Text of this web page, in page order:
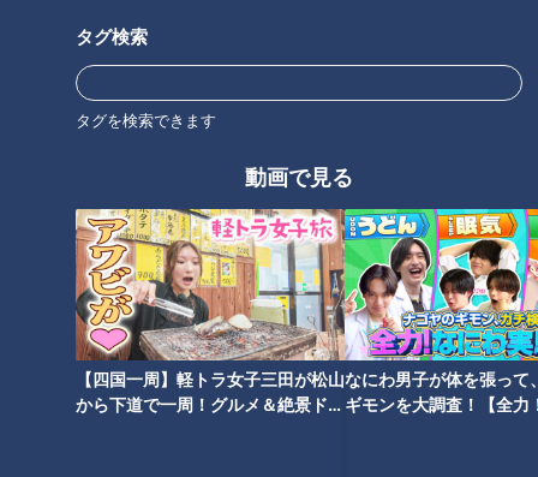
タグ検索
タグを検索できます
動画で見る
【四国一周】軽トラ女子三田が松山
から下道で一周！グルメ＆絶景ドラ
なにわ男子が体を張って
ギモンを大調査！【全力
「サンデードラゴンズ」より松山晋也投手(C)CBCテレビ
さて今週のサンドラは、予告段階から放送が始まるまで完全シ
ークレットにされたゲスト、“毎日キムチ食べていそう”や
ら“街中で会ったらぶっ飛ばされそう”など、多種多様なファン
の声が届いた選手とは一体誰！？アイロンパーマをあてて、サ
イドをしっかり刈り上げる男と言えば想像つくだろう。今シー
ズン最優秀中継ぎ投手の松山晋也投手がスタジオに登場だ！